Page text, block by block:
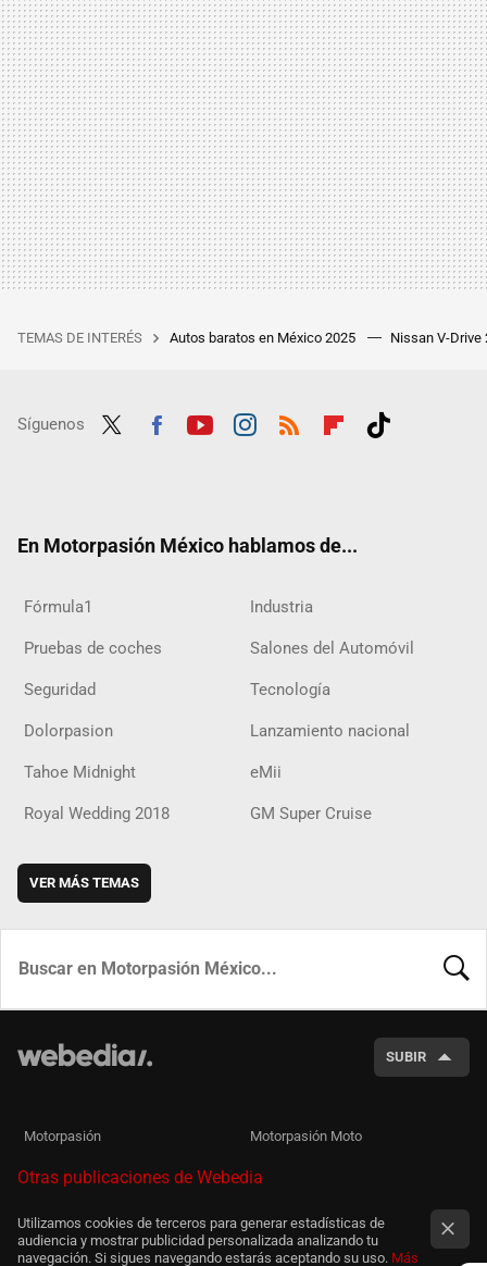
TEMAS DE INTERÉS Autos baratos en México 2025 Nissan V-Drive
Síguenos
En Motorpasión México hablamos de...
Fórmula1 Industria
Pruebas de coches Salones del Automóvil
Seguridad Tecnología
Dolorpasion Lanzamiento nacional
Tahoe Midnight eMii
Royal Wedding 2018 GM Super Cruise
VER MÁS TEMAS
SUBIR
Motorpasión Motorpasión Moto
Otras publicaciones de Webedia
Utilizamos cookies de terceros para generar estadísticas de
audiencia y mostrar publicidad personalizada analizando tu
navegación. Si sigues navegando estarás aceptando su uso. Más